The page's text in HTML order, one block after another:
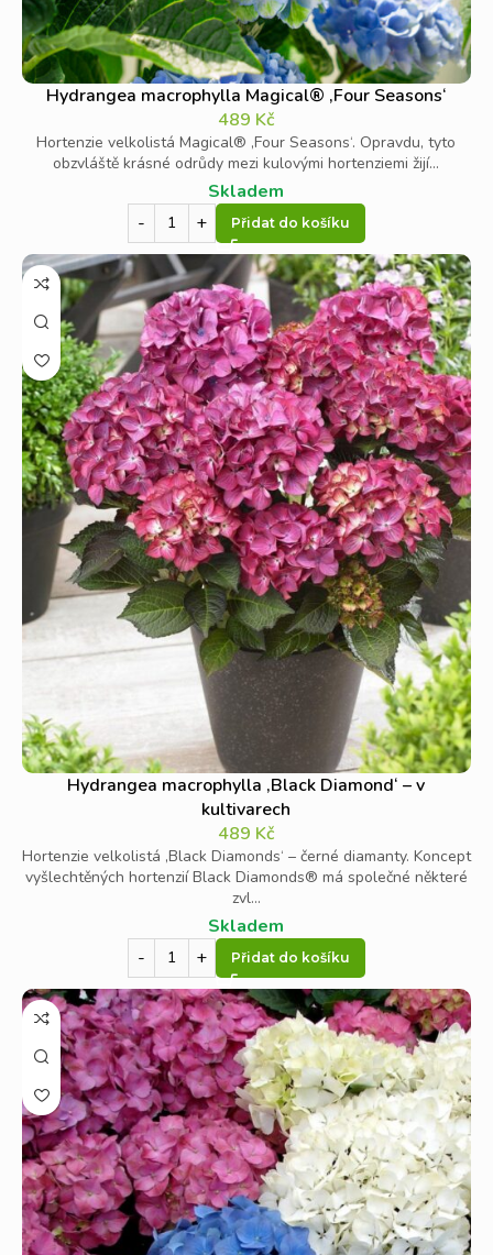
Hydrangea macrophylla Magical® ‚Four Seasons‘
489 Kč
Hortenzie velkolistá Magical® ‚Four Seasons‘. Opravdu, tyto
obzvláště krásné odrůdy mezi kulovými hortenziemi žijí...
Skladem
Přidat do košíku
Hydrangea macrophylla ‚Black Diamond‘ – v
kultivarech
489 Kč
Hortenzie velkolistá ‚Black Diamonds‘ – černé diamanty. Koncept
vyšlechtěných hortenzií Black Diamonds® má společné některé
zvl...
Skladem
Přidat do košíku